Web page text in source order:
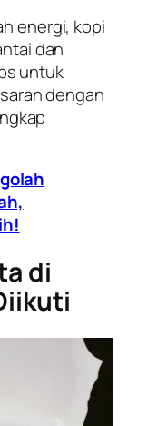
energi, kopi
dan
untuk
dengan
di